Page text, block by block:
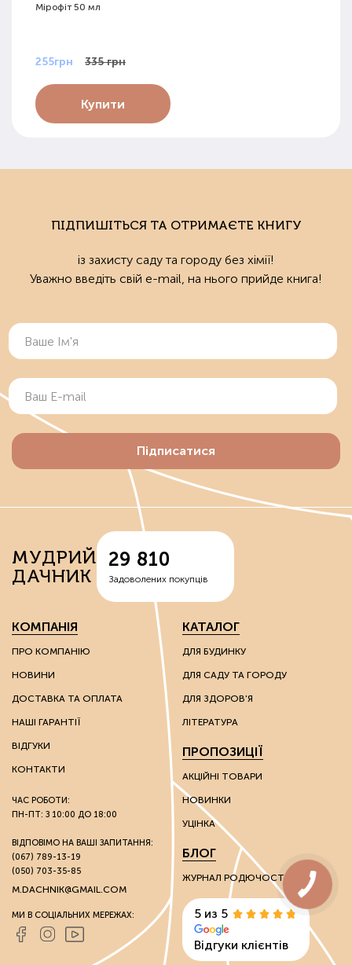
Мірофіт 50 мл
255грн 335 грн
Купити
ПІДПИШІТЬСЯ ТА ОТРИМАЄТЕ КНИГУ
із захисту саду та городу без хімії!
Уважно введіть свій e-mail, на нього прийде книга!
Підписатися
МУДРИЙ
ДАЧНИК
29 810
Задоволених покупців
КОМПАНІЯ
ПРО КОМПАНІЮ
НОВИНИ
ДОСТАВКА ТА ОПЛАТА
НАШІ ГАРАНТІЇ
ВІДГУКИ
КОНТАКТИ
ЧАС РОБОТИ:
ПН-ПТ: З 10:00 ДО 18:00
ВІДПОВІМО НА ВАШІ ЗАПИТАННЯ:
(067) 789-13-19
(050) 703-35-85
M.DACHNIK@GMAIL.COM
МИ В СОЦІАЛЬНИХ МЕРЕЖАХ:
КАТАЛОГ
ДЛЯ БУДИНКУ
ДЛЯ САДУ ТА ГОРОДУ
ДЛЯ ЗДОРОВ'Я
ЛІТЕРАТУРА
ПРОПОЗИЦІЇ
АКЦІЙНІ ТОВАРИ
НОВИНКИ
УЦІНКА
БЛОГ
ЖУРНАЛ РОДЮЧОСТІ
5 из 5
Відгуки клієнтів